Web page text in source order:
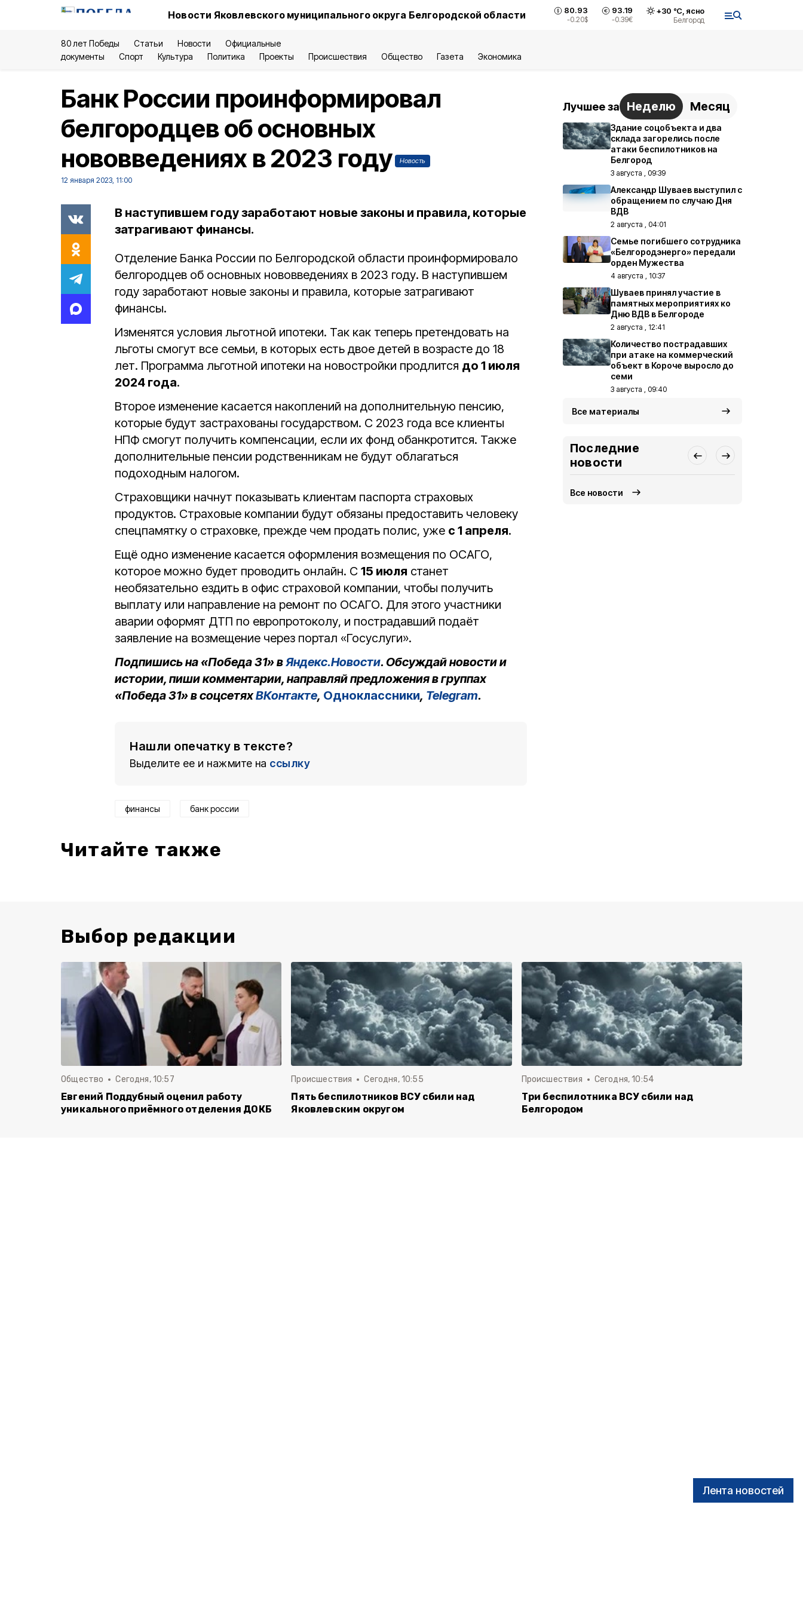
Новости Яковлевского муниципального округа Белгородской области 80.93
-0.20$
93.19
-0.39€
+30 °С, ясно
Белгород
80 лет Победы Статьи Новости
Официальные
документы
Спорт Культура Политика Проекты Происшествия Общество Газета Экономика
Лента новостей
Банк России проинформировал
белгородцев об основных
нововведениях в 2023 году
Новость
12 января 2023, 11:00
В наступившем году заработают новые законы и правила, которые
затрагивают финансы.
Отделение Банка России по Белгородской области проинформировало
белгородцев об основных нововведениях в 2023 году. В наступившем
году заработают новые законы и правила, которые затрагивают
финансы.
Изменятся условия льготной ипотеки. Так как теперь претендовать на
льготы смогут все семьи, в которых есть двое детей в возрасте до 18
лет. Программа льготной ипотеки на новостройки продлится до 1 июля
2024 года.
Второе изменение касается накоплений на дополнительную пенсию,
которые будут застрахованы государством. С 2023 года все клиенты
НПФ смогут получить компенсации, если их фонд обанкротится. Также
дополнительные пенсии родственникам не будут облагаться
подоходным налогом.
Страховщики начнут показывать клиентам паспорта страховых
продуктов. Страховые компании будут обязаны предоставить человеку
спецпамятку о страховке, прежде чем продать полис, уже с 1 апреля.
Ещё одно изменение касается оформления возмещения по ОСАГО,
которое можно будет проводить онлайн. С 15 июля станет
необязательно ездить в офис страховой компании, чтобы получить
выплату или направление на ремонт по ОСАГО. Для этого участники
аварии оформят ДТП по европротоколу, и пострадавший подаёт
заявление на возмещение через портал «Госуслуги».
Подпишись на «Победа 31» вЯндекс.Новости. Обсуждай новости и
истории, пиши комментарии, направляй предложения в группах
«Победа 31» в соцсетяхВКонтакте, Одноклассники, Telegram.
Нашли опечатку в тексте?
Выделите ее и нажмите на ссылку
финансы банк россии
Читайте также
Лучшее за Неделю Месяц
Здание соцобъекта и два
склада загорелись после
атаки беспилотников на
Белгород
3 августа , 09:39
Александр Шуваев выступил с
обращением по случаю Дня
ВДВ
2 августа , 04:01
Семье погибшего сотрудника
«Белгородэнерго» передали
орден Мужества
4 августа , 10:37
Шуваев принял участие в
памятных мероприятиях ко
Дню ВДВ в Белгороде
2 августа , 12:41
Количество пострадавших
при атаке на коммерческий
объект в Короче выросло до
семи
3 августа , 09:40
Все материалы
Последние
новости
Все новости
Выбор редакции
Общество Сегодня, 10:57
Евгений Поддубный оценил работу
уникального приёмного отделения ДОКБ
Происшествия Сегодня, 10:55
Пять беспилотников ВСУ сбили над
Яковлевским округом
Происшествия Сегодня, 10:54
Три беспилотника ВСУ сбили над
Белгородом